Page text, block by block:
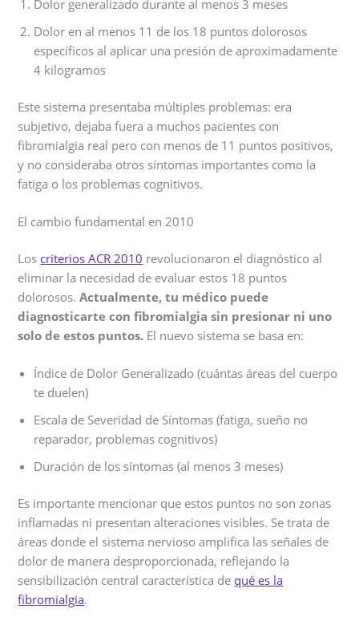
Dolor generalizado durante al menos 3 meses
Dolor en al menos 11 de los 18 puntos dolorosos
específicos al aplicar una presión de aproximadamente
4 kilogramos
Este sistema presentaba múltiples problemas: era
subjetivo, dejaba fuera a muchos pacientes con
fibromialgia real pero con menos de 11 puntos positivos,
y no consideraba otros síntomas importantes como la
fatiga o los problemas cognitivos.
El cambio fundamental en 2010
Los criterios ACR 2010 revolucionaron el diagnóstico al
eliminar la necesidad de evaluar estos 18 puntos
dolorosos.Actualmente, tu médico puede
diagnosticarte con fibromialgia sin presionar ni uno
solo de estos puntos. El nuevo sistema se basa en:
Índice de Dolor Generalizado (cuántas áreas del cuerpo
te duelen)
Escala de Severidad de Síntomas (fatiga, sueño no
reparador, problemas cognitivos)
Duración de los síntomas (al menos 3 meses)
Es importante mencionar que estos puntos no son zonas
inflamadas ni presentan alteraciones visibles. Se trata de
áreas donde el sistema nervioso amplifica las señales de
dolor de manera desproporcionada, reflejando la
sensibilización central característica de qué es la
fibromialgia.